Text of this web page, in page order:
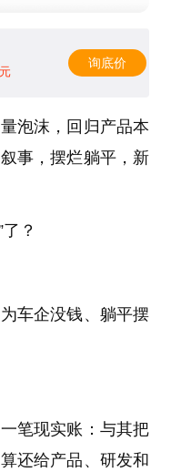
询底价
泡沫，回归产品本
事，摆烂躺平，新
？
车企没钱、躺平摆
笔现实账：与其把
还给产品、研发和